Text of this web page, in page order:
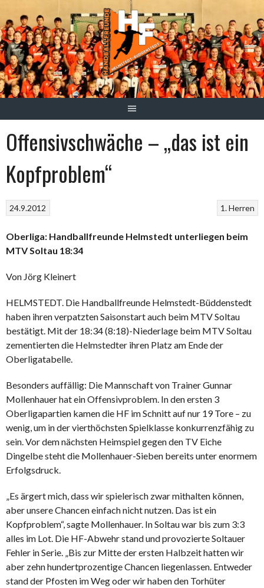
zum
Inhalt
Offensivschwäche – „das ist ein
Kopfproblem“
1. Herren
24.9.2012
Oberliga: Handballfreunde Helmstedt unterliegen beim
MTV Soltau 18:34
Von Jörg Kleinert
HELMSTEDT. Die Handballfreunde Helmstedt-Büddenstedt
haben ihren verpatzten Saisonstart auch beim MTV Soltau
bestätigt. Mit der 18:34 (8:18)-Niederlage beim MTV Soltau
zementierten die Helmstedter ihren Platz am Ende der
Oberligatabelle.
Besonders auffällig: Die Mannschaft von Trainer Gunnar
Mollenhauer hat ein Offensivproblem. In den ersten 3
Oberligapartien kamen die HF im Schnitt auf nur 19 Tore – zu
wenig, um in der vierthöchsten Spielklasse konkurrenzfähig zu
sein. Vor dem nächsten Heimspiel gegen den TV Eiche
Dingelbe steht die Mollenhauer-Sieben bereits unter enormem
Erfolgsdruck.
„Es ärgert mich, dass wir spielerisch zwar mithalten können,
aber unsere Chancen einfach nicht nutzen. Das ist ein
Kopfproblem“, sagte Mollenhauer. In Soltau war bis zum 3:3
alles im Lot. Die HF-Abwehr stand und provozierte Soltauer
Fehler in Serie. „Bis zur Mitte der ersten Halbzeit hatten wir
aber zehn hundertprozentige Chancen liegenlassen. Entweder
stand der Pfosten im Weg oder wir haben den Torhüter